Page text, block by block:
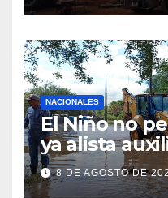
NACIONALES
El Niño no
ya alista
ribereñas
8 DE AGOSTO DE